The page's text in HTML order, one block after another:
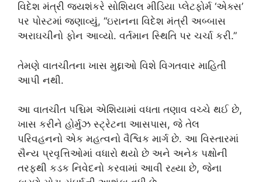
વિદેશ મંત્રી જયશંકરે સોશિયલ મીડિયા પ્લેટફોર્મ ‘એક્સ’
પર પોસ્ટમાં જણાવ્યું, “ઇરાનના વિદેશ મંત્રી અબ્બાસ
અરાઘચીનો ફોન આવ્યો. વર્તમાન સ્થિતિ પર ચર્ચા કરી.”
તેમણે વાતચીતના ખાસ મુદ્દાઓ વિશે વિગતવાર માહિતી
આપી નથી.
આ વાતચીત પશ્ચિમ એશિયામાં વધતા તણાવ વચ્ચે થઈ છે,
ખાસ કરીને હોર્મુઝ સ્ટ્રેટના આસપાસ, જે તેલ
પરિવહનનો એક મહત્વનો વૈશ્વિક માર્ગ છે. આ વિસ્તારમાં
સૈન્ય પ્રવૃત્તિઓમાં વધારો થયો છે અને અનેક પક્ષોની
તરફથી કડક નિવેદનો કરવામાં આવી રહ્યા છે, જેના